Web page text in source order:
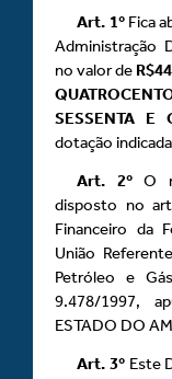
Art. 1ºFica
Administração
no valor de
SESSENTA E
dotação
Art.
2ºO
disposto no
Financeiro da
União
Petróleo e
9.478/1997,
ESTADO DO
Art. 3ºEste